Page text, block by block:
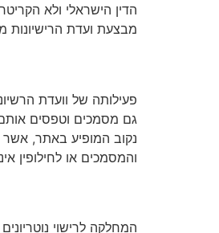
הדין הישראלי ולא
מבצעת ועדת הרישיונות
פעילותה של וועדת
גם מסמכים וטפסים אותם
נקוב המופיע באתר,
והמסמכים או לחילופין
המחלקה לרישוי